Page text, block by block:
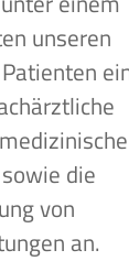
unseren
die
von
an.